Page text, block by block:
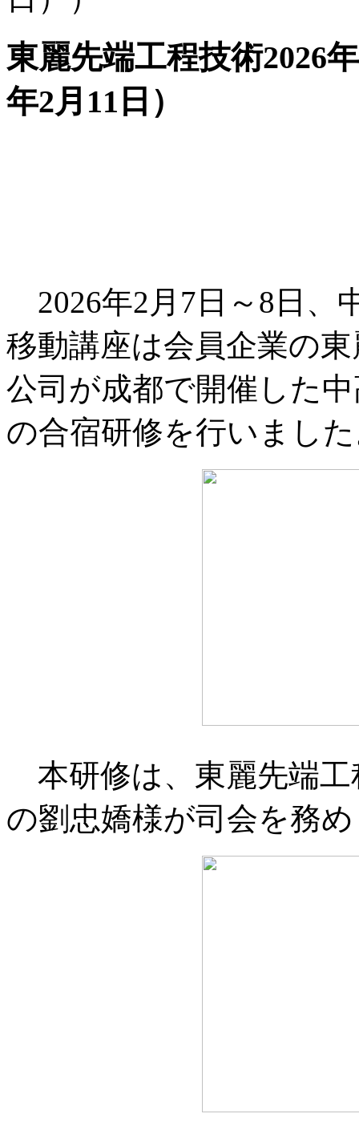
東麗先端工程技術2026
年2月11日）
2026年2月7日～8日、
移動講座は会員企業の
公司が成都で開催した
の合宿研修を行いまし
本研修は、東麗先端工
の劉忠嬌様が司会を務